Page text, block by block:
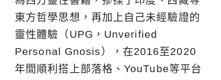
東方哲學思想，再加上自己未經驗證的
靈性體驗（UPG，Unverified
Personal Gnosis），在2016至2020
年間順利搭上部落格、YouTube等平台